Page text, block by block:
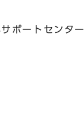
ポートセンター